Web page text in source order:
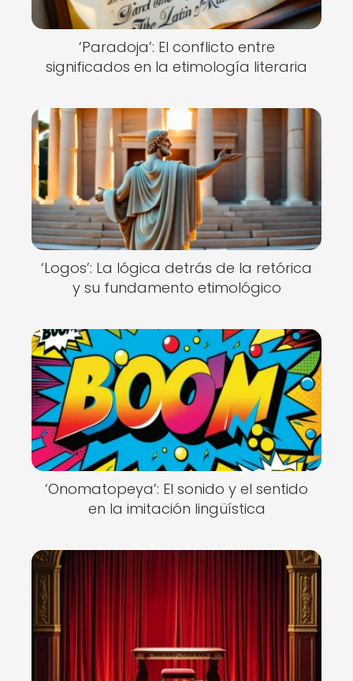
‘Paradoja’: El conflicto entre
significados en la etimología literaria
‘Logos’: La lógica detrás de la retórica
y su fundamento etimológico
‘Onomatopeya’: El sonido y el sentido
en la imitación lingüística